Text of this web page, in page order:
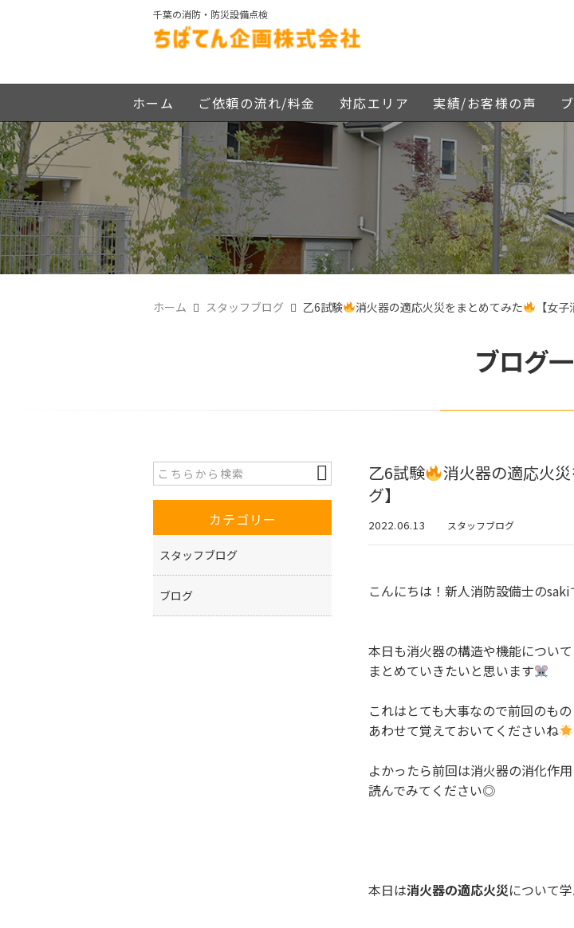
千葉の消防・防災設備点検
ホーム ご依頼の流れ/料金 対応エリア 実績/お客様の声
ホーム スタッフブログ 乙6試験 消火器の適応火災をまとめてみた 【女
ブログ
乙6試験 消火器の適応火
グ】
2022.06.13 スタッフブログ
こんにちは！新人消防設備士のsaki
本日も消火器の構造や機能について
まとめていきたいと思います
これはとても大事なので前回のもの
あわせて覚えておいてくださいね
よかったら前回は消火器の消化作
読んでみてください◎
本日は消火器の適応火災について
カテゴリー
スタッフブログ
ブログ